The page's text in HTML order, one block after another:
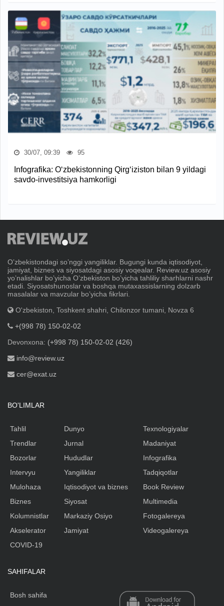
30/07, 09:39 95
Infografika: O‘zbekistonning Qirg‘iziston bilan 9 yildagi
savdo-investitsiya hamkorligi
Oʼzbekistondagi soʼnggi yangiliklar. Bugungi kunda iqtisodiyot,
jamiyat, biznes va siyosatdagi asosiy voqealar. Review.uz asosiy
yoʼnalishlar boʼyicha Oʼzbekiston boʼyicha tahliliy sharhlarni nashr
etadi. Siyosatshunoslar va boshqa mutaxassislarning dolzarb
masalalar va mavzular boʼyicha fikrlari.
O'zbekiston, Toshkent shahri, Chilonzor tumani, Novza 6
+(998 78) 150-02-02
Devonxona: (+998 78) 150-02-02 (426)
info@review.uz
cer@exat.uz
BO'LIMLAR
Tahlil
Trendlar
Bozorlar
Intervyu
Mulohaza
Biznes
Kolumnistlar
Akselerator
Dunyo
Jurnal
Hududlar
Yangiliklar
Iqtisodiyot va biznes
Siyosat
Markaziy Osiyo
Jamiyat
Texnologiyalar
Madaniyat
Infografika
Tadqiqotlar
Book Review
Multimedia
Fotogalereya
Videogalereya
COVID-19
SAHIFALAR
Bosh sahifa